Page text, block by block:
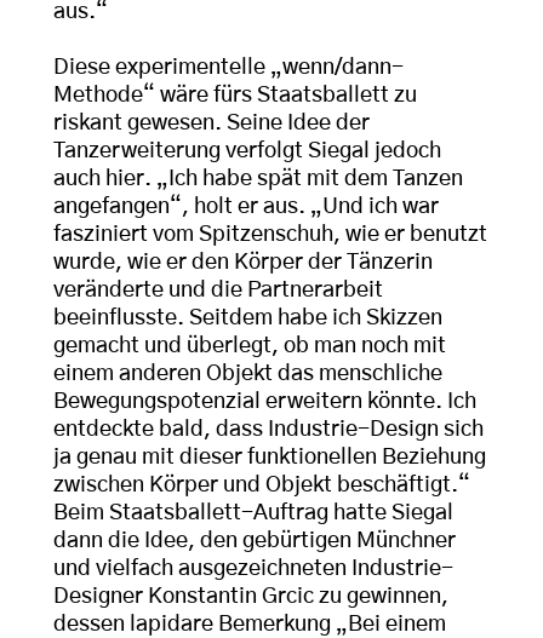
aus.“
Diese experimentelle „wenn/dann-
Methode“ wäre fürs Staatsballett zu
riskant gewesen. Seine Idee der
Tanzerweiterung verfolgt Siegal jedoch
auch hier. „Ich habe spät mit dem Tanzen
angefangen“, holt er aus. „Und ich war
fasziniert vom Spitzenschuh, wie er benutzt
wurde, wie er den Körper der Tänzerin
veränderte und die Partnerarbeit
beeinflusste. Seitdem habe ich Skizzen
gemacht und überlegt, ob man noch mit
einem anderen Objekt das menschliche
Bewegungspotenzial erweitern könnte. Ich
entdeckte bald, dass Industrie-Design sich
ja genau mit dieser funktionellen Beziehung
zwischen Körper und Objekt beschäftigt.“
Beim Staatsballett-Auftrag hatte Siegal
dann die Idee, den gebürtigen Münchner
und vielfach ausgezeichneten Industrie-
Designer Konstantin Grcic zu gewinnen,
dessen lapidare Bemerkung „Bei einem